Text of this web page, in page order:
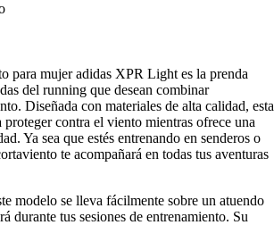
para mujer adidas XPR Light es la prenda
del running que desean combinar
Diseñada con materiales de alta calidad, esta
proteger contra el viento mientras ofrece una
Ya sea que estés entrenando en senderos o
te acompañará en todas tus aventuras
modelo se lleva fácilmente sobre un atuendo
durante tus sesiones de entrenamiento. Su